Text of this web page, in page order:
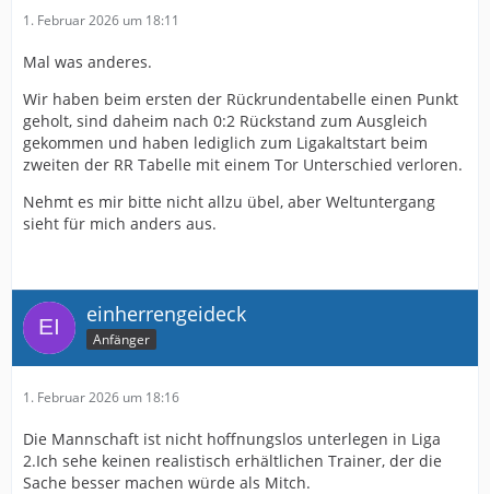
1. Februar 2026 um 18:11
Mal was anderes.
Wir haben beim ersten der Rückrundentabelle einen Punkt
geholt, sind daheim nach 0:2 Rückstand zum Ausgleich
gekommen und haben lediglich zum Ligakaltstart beim
zweiten der RR Tabelle mit einem Tor Unterschied verloren.
Nehmt es mir bitte nicht allzu übel, aber Weltuntergang
sieht für mich anders aus.
einherrengeideck
Anfänger
1. Februar 2026 um 18:16
Die Mannschaft ist nicht hoffnungslos unterlegen in Liga
2.Ich sehe keinen realistisch erhältlichen Trainer, der die
Sache besser machen würde als Mitch.